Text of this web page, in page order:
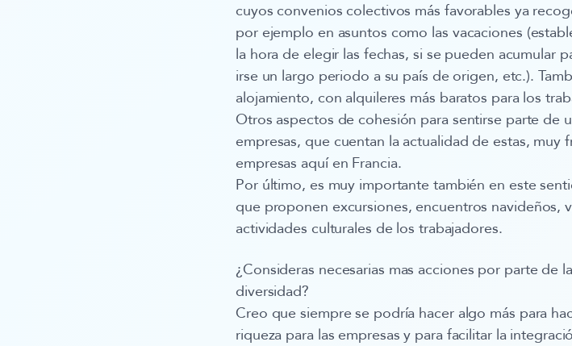
cuyos convenios colectivos más favorables ya
por ejemplo en asuntos como las vacaciones
la hora de elegir las fechas, si se pueden acumular
irse un largo periodo a su país de origen, etc.).
alojamiento, con alquileres más baratos para los
Otros aspectos de cohesión para sentirse parte de
empresas, que cuentan la actualidad de estas,
empresas aquí en Francia.
Por último, es muy importante también en este
que proponen excursiones, encuentros navideños,
actividades culturales de los trabajadores.
¿Consideras necesarias mas acciones por parte de
diversidad?
Creo que siempre se podría hacer algo más para
riqueza para las empresas y para facilitar la